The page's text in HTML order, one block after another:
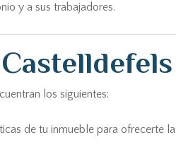
y a sus trabajadores.
los siguientes:
de tu inmueble para ofrecerte